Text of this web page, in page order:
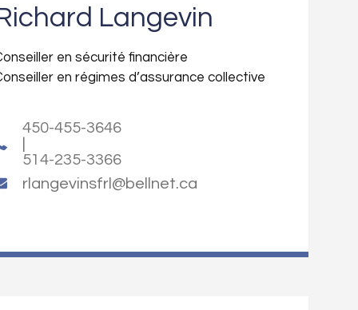
Langevin
en sécurité financière
en régimes d’assurance collective
450-455-3646
514-235-3366
rlangevinsfrl@bellnet.ca